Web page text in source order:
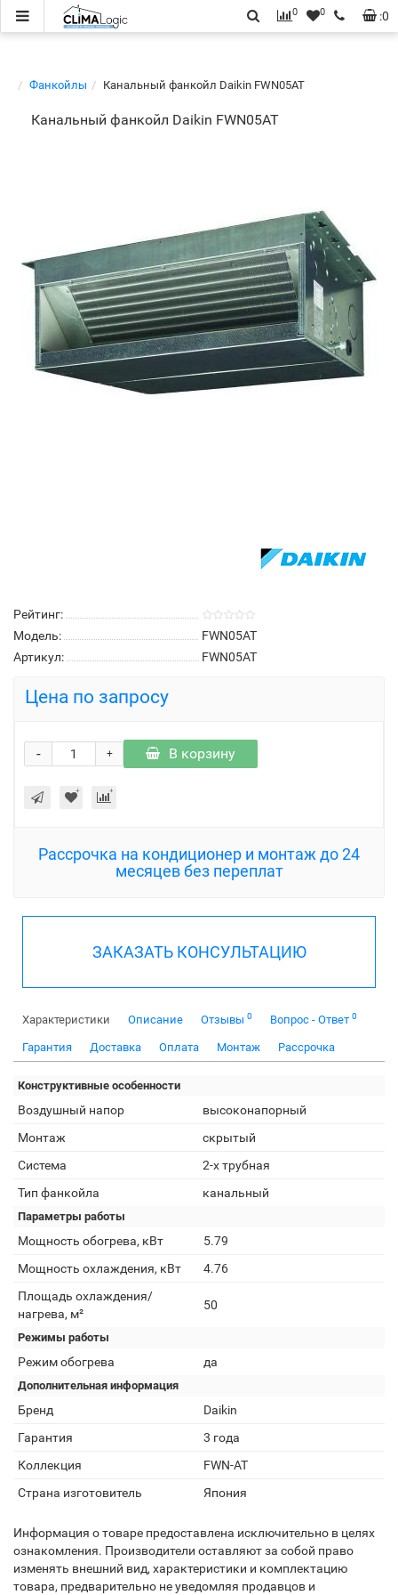
:0
0 0
Фанкойлы Канальный фанкойл Daikin FWN05AT
Канальный фанкойл Daikin FWN05AT
Рейтинг:
Модель:
FWN05AT
Артикул:
FWN05AT
Цена по запросу
+
- В корзину
Рассрочка на кондиционер и монтаж до 24
месяцев без переплат
ЗАКАЗАТЬ КОНСУЛЬТАЦИЮ
Характеристики Описание Отзывы 0 Вопрос - Ответ 0
Гарантия Доставка Оплата Монтаж Рассрочка
Конструктивные особенности
Воздушный напор
высоконапорный
Монтаж
скрытый
Система
2-х трубная
Тип фанкойла
канальный
Параметры работы
Мощность обогрева, кВт
5.79
Мощность охлаждения, кВт
4.76
Площадь охлаждения/
нагрева, м²
50
Режимы работы
Режим обогрева да
Дополнительная информация
Бренд
Daikin
Гарантия
3 года
Коллекция
FWN-AT
Страна изготовитель
Япония
Информация о товаре предоставлена исключительно в целях
ознакомления. Производители оставляют за собой право
изменять внешний вид, характеристики и комплектацию
товара, предварительно не уведомляя продавцов и